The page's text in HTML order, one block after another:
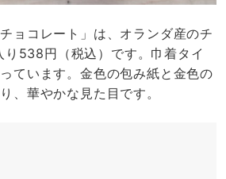
ョコレート」は、オランダ産のチ
り538円（税込）です。巾着タイ
ています。金色の包み紙と金色の
、華やかな見た目です。